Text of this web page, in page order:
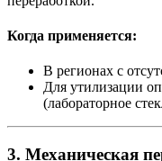
Когда применяется:
В регионах с
Для утилизации
(лабораторное
3. Механическая